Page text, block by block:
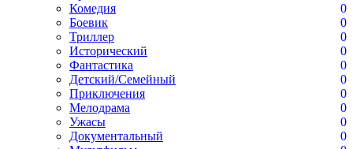
Комедия
0
Боевик
0
Триллер
0
Исторический
0
Фантастика
0
Детский/Семейный
0
Приключения
0
Мелодрама
0
Ужасы
0
Документальный
0